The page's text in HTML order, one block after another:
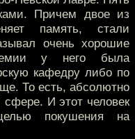
Причем двое из
память, стали
очень хорошие
у него была
кафедру либо по
То есть, абсолютно
сфере. И этот человек
покушения на